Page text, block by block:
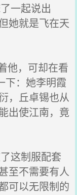
一起说出
她就是飞在天
他，可却在看
下：她李明霞
，丘卓锡也从
出使江南，竟
这制服配套
至不需要有人
可以无限制的